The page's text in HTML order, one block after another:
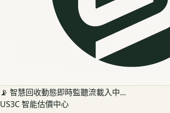
📡 智慧回收動態即時監聽流載入中...
US3C 智能估價中心